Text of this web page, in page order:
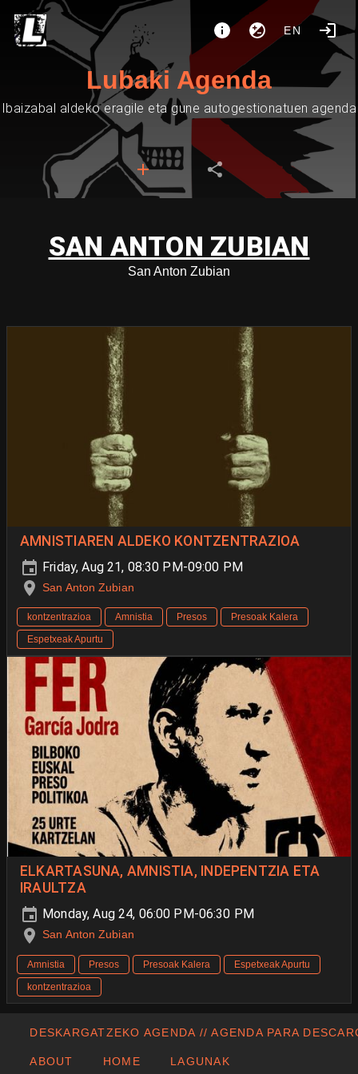
EN
Lubaki Agenda
Ibaizabal aldeko eragile eta gune autogestionatuen agenda
SAN ANTON ZUBIAN
San Anton Zubian
AMNISTIAREN ALDEKO KONTZENTRAZIOA
Friday, Aug 21, 08:30 PM-09:00 PM
San Anton Zubian
kontzentrazioa Amnistia Presos
Presoak Kalera
Espetxeak Apurtu
ELKARTASUNA, AMNISTIA, INDEPENTZIA ETA
IRAULTZA
Monday, Aug 24, 06:00 PM-06:30 PM
San Anton Zubian
Amnistia Presos Presoak Kalera
Espetxeak Apurtu
kontzentrazioa
DESKARGATZEKO AGENDA // AGENDA PARA
ABOUT HOME LAGUNAK